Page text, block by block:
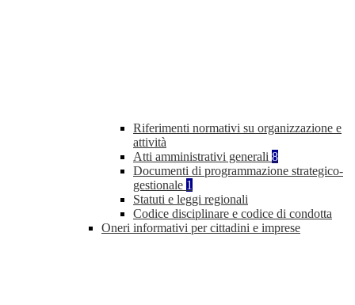
Riferimenti normativi su organizzazione e
attività
Atti amministrativi generali 8
Documenti di programmazione strategico-
gestionale 1
Statuti e leggi regionali
Codice disciplinare e codice di condotta
Oneri informativi per cittadini e imprese